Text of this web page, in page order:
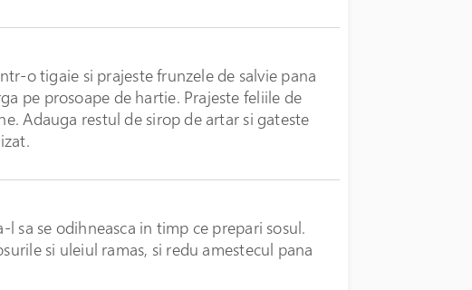
o tigaie si prajeste frunzele de salvie pana
pe prosoape de hartie. Prajeste feliile de
Adauga restul de sirop de artar si gateste
sa se odihneasca in timp ce prepari sosul.
si uleiul ramas, si redu amestecul pana